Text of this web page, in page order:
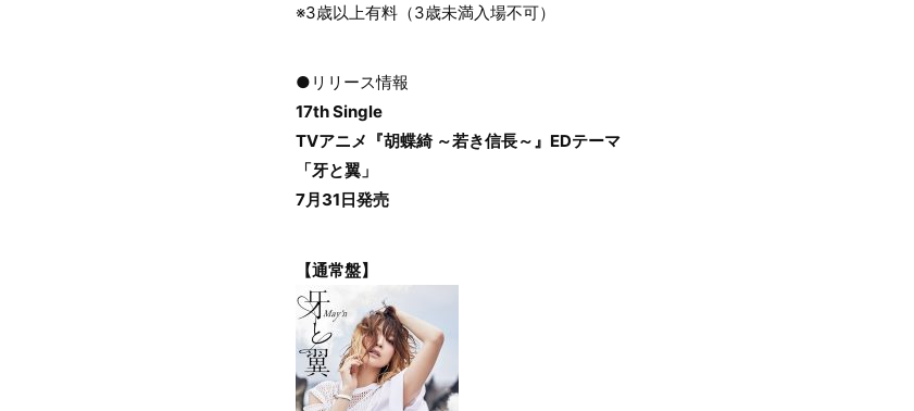
※3歳以上有料（3歳未満入場不可）
●リリース情報
17th Single
TVアニメ『胡蝶綺 ～若き信長～』EDテーマ
「牙と翼」
7月31日発売
【通常盤】